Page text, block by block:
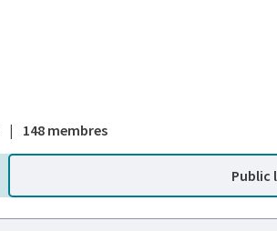
| 148 membres
Public